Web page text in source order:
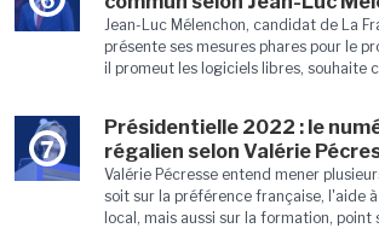
Jean-Luc Mélenchon, candidat de La
présente ses mesures phares pour le
il promeut les logiciels libres, souhaite
7
Présidentielle 2022 : le
régalien selon Valérie
Valérie Pécresse entend mener
soit sur la préférence française, l'aide
local, mais aussi sur la formation, point